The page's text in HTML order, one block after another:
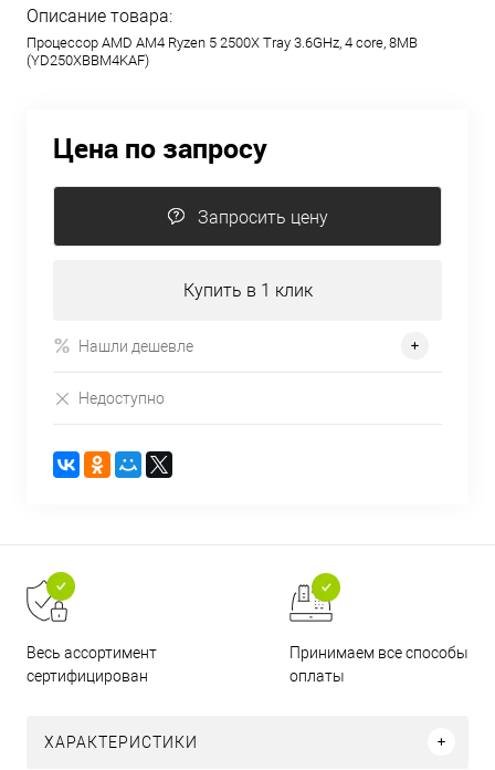
Описание товара:
Процессор AMD AM4 Ryzen 5 2500X Tray 3.6GHz, 4 core, 8MB
(YD250XBBM4KAF)
Цена по запросу
Запросить цену
Купить в 1 клик
Нашли дешевле
Недоступно
Весь ассортимент
сертифицирован
Принимаем все способы
оплаты
ХАРАКТЕРИСТИКИ